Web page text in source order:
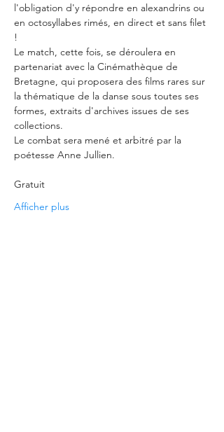
l'obligation d'y répondre en alexandrins ou
en octosyllabes rimés, en direct et sans filet
!
Le match, cette fois, se déroulera en
partenariat avec la Cinémathèque de
Bretagne, qui proposera des films rares sur
la thématique de la danse sous toutes ses
formes, extraits d'archives issues de ses
collections.
Le combat sera mené et arbitré par la
poétesse Anne Jullien.
Gratuit
Afficher plus